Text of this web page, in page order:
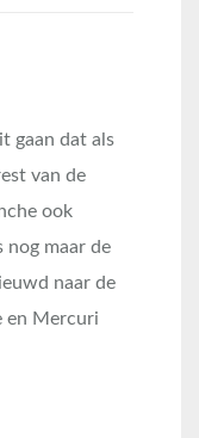
gaan dat als
van de
ook
nog maar de
naar de
en Mercuri